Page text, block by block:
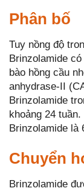
Phân bố
Tuy nồng độ
Brinzolamide
bào hồng cầu
anhydrase-II
Brinzolamide
khoảng 24
Brinzolamide là
Chuyển
Brinzolamide